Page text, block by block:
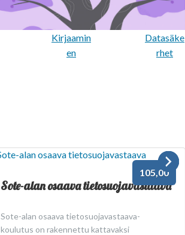
Kirjaamin
en
Datasäke
rhet
105,00
Sote-alan osaava tietosuojavastaava
Sote-alan osaava tietosuojavastaava-
koulutus on rakennettu kattavaksi